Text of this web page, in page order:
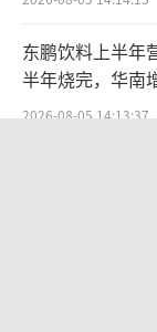
东鹏饮料上半年
半年烧完，华南
2026-08-05 14:13:37